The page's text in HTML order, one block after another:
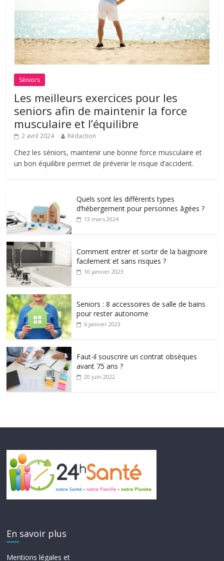
Séniors
Les meilleurs exercices pour les
seniors afin de maintenir la force
musculaire et l’équilibre
2 avril 2024 Rédaction
Chez les séniors, maintenir une bonne force musculaire et
un bon équilibre permet de prévenir le risque d’accident.
Quels sont les différents types
d’hébergement pour personnes âgées ?
13 mars 2024
Comment entrer et sortir de la baignoire
facilement et sans risques ?
10 janvier 2023
Seniors : 8 accessoires de salle de bains
pour rester autonome
6 janvier 2023
Faut-il souscrire un contrat obsèques
avant 75 ans ?
20 juin 2022
En savoir plus
Mentions légales et